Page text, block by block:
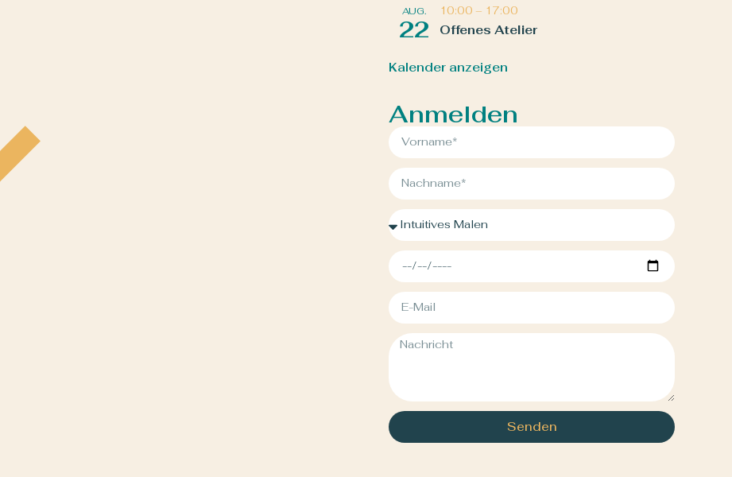
AUG.
22
10:00 – 17:00
Offenes Atelier
Kalender anzeigen
Anmelden
Senden